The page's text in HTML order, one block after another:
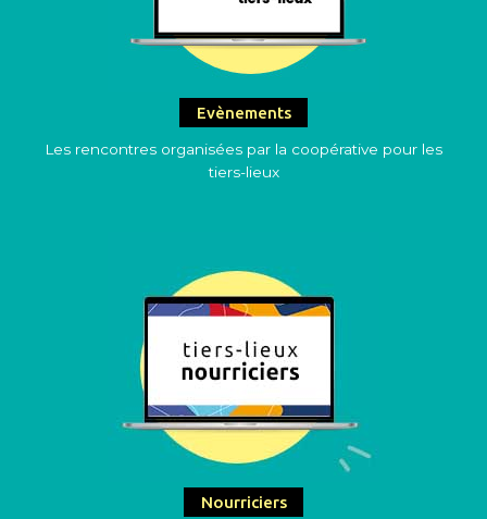
Evènements
Les rencontres organisées par la coopérative pour les
tiers-lieux
Nourriciers